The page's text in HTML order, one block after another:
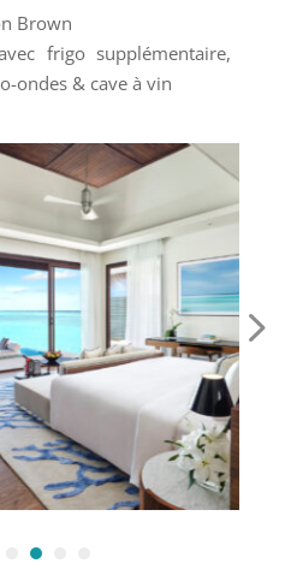
Brown
frigo supplémentaire,
ondes & cave à vin